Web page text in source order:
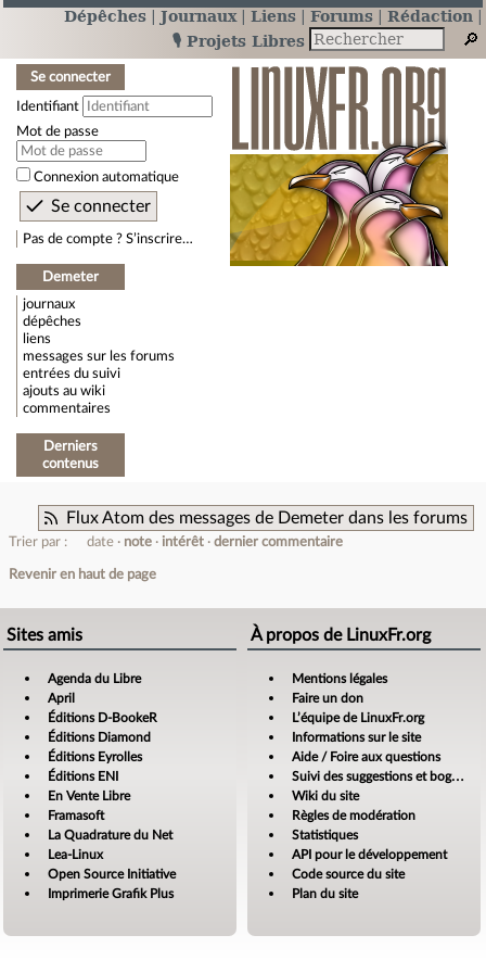
Dépêches Journaux Liens Forums
Rédaction
🎙️ Projets Libres
Se connecter
Identifiant
Mot de passe
Connexion automatique
Pas de compte ? S’inscrire…
Demeter
journaux
dépêches
liens
messages sur les forums
entrées du suivi
ajouts au wiki
commentaires
Derniers
contenus
Flux Atom des messages de Demeter dans les forums
Trier par : date note intérêt dernier commentaire
Revenir en haut de page
Sites amis
Agenda du Libre
April
Éditions D-BookeR
Éditions Diamond
Éditions Eyrolles
Éditions ENI
En Vente Libre
Framasoft
La Quadrature du Net
Lea-Linux
Open Source Initiative
Imprimerie Grafik Plus
À propos de LinuxFr.org
Mentions légales
Faire un don
L’équipe de LinuxFr.org
Informations sur le site
Aide / Foire aux questions
Suivi des suggestions et bogues
Wiki du site
Règles de modération
Statistiques
API pour le développement
Code source du site
Plan du site